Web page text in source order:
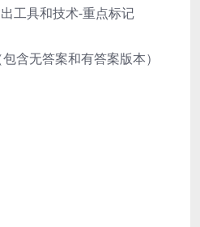
工具和技术-重点标记
含无答案和有答案版本）